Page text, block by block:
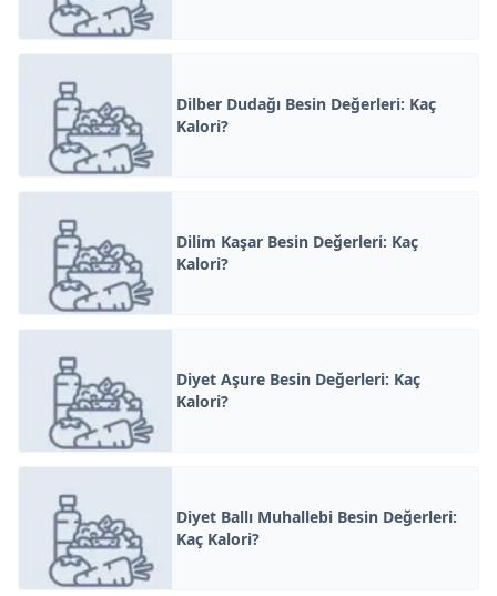
Dilber Dudağı Besin Değerleri: Kaç
Kalori?
Dilim Kaşar Besin Değerleri: Kaç
Kalori?
Diyet Aşure Besin Değerleri: Kaç
Kalori?
Diyet Ballı Muhallebi Besin Değerleri:
Kaç Kalori?